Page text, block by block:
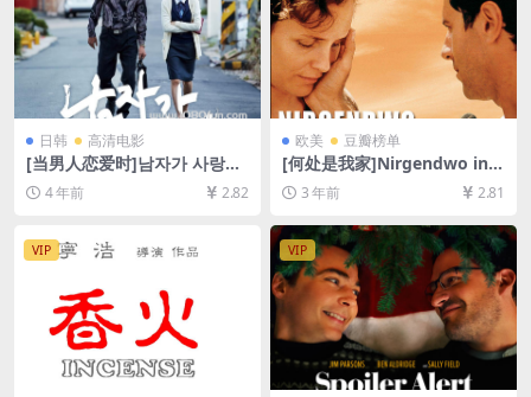
日韩 高清电影
[当男人恋爱时]남자가 사랑할
때 (2014)[百度网盘+迅雷云盘
资源1080P超清未删减][MP4/
4 年前 2.82
欧美 豆瓣榜单
[何处是我家]Nirgendwo in A
frika (2001)[百度网盘+迅雷
云盘资源1080P超清未删减]
[MP4/8GB][中文字幕]
3 年前 2.81
VIP VIP